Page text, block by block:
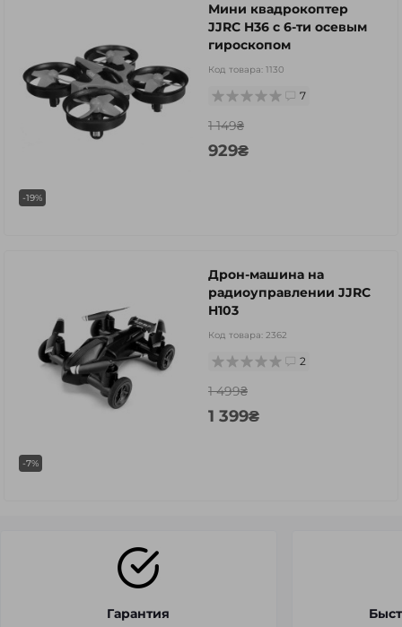
-19%
Мини квадрокоптер
JJRC H36 с 6-ти осевым
гироскопом
Код товара: 1130
7
1 149₴
929₴
-7%
Дрон-машина на
радиоуправлении JJRC
H103
Код товара: 2362
2
1 499₴
1 399₴
Гарантия